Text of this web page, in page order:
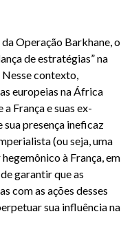
Operação Barkhane, o
de estratégias” na
contexto,
europeias na África
França e suas ex-
sua presença ineficaz
(ou seja, uma
à França, em
garantir que as
com as ações desses
sua influência na